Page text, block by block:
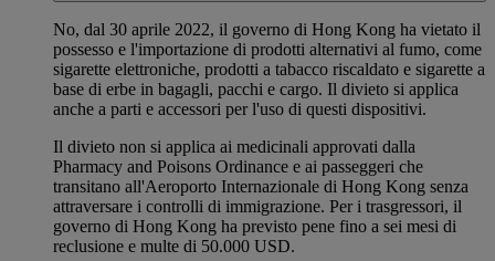
No, dal 30 aprile 2022, il governo di Hong Kong ha vietato il
possesso e l'importazione di prodotti alternativi al fumo, come
sigarette elettroniche, prodotti a tabacco riscaldato e sigarette a
base di erbe in bagagli, pacchi e cargo. Il divieto si applica
anche a parti e accessori per l'uso di questi dispositivi.
Il divieto non si applica ai medicinali approvati dalla
Pharmacy and Poisons Ordinance e ai passeggeri che
transitano all'Aeroporto Internazionale di Hong Kong senza
attraversare i controlli di immigrazione. Per i trasgressori, il
governo di Hong Kong ha previsto pene fino a sei mesi di
reclusione e multe di 50.000 USD.